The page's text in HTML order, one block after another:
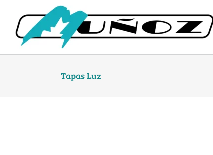
content
Tapas Luz